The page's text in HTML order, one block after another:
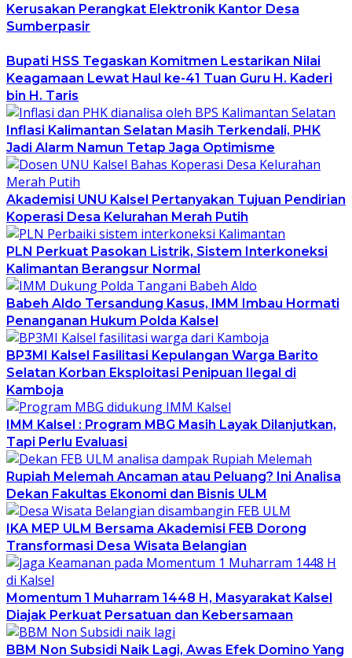
Kerusakan Perangkat Elektronik Kantor Desa
Sumberpasir
Bupati HSS Tegaskan Komitmen Lestarikan Nilai
Keagamaan Lewat Haul ke-41 Tuan Guru H. Kaderi
bin H. Taris
Inflasi Kalimantan Selatan Masih Terkendali, PHK
Jadi Alarm Namun Tetap Jaga Optimisme
Akademisi UNU Kalsel Pertanyakan Tujuan Pendirian
Koperasi Desa Kelurahan Merah Putih
PLN Perkuat Pasokan Listrik, Sistem Interkoneksi
Kalimantan Berangsur Normal
Babeh Aldo Tersandung Kasus, IMM Imbau Hormati
Penanganan Hukum Polda Kalsel
BP3MI Kalsel Fasilitasi Kepulangan Warga Barito
Selatan Korban Eksploitasi Penipuan Ilegal di
Kamboja
IMM Kalsel : Program MBG Masih Layak Dilanjutkan,
Tapi Perlu Evaluasi
Rupiah Melemah Ancaman atau Peluang? Ini Analisa
Dekan Fakultas Ekonomi dan Bisnis ULM
IKA MEP ULM Bersama Akademisi FEB Dorong
Transformasi Desa Wisata Belangian
Momentum 1 Muharram 1448 H, Masyarakat Kalsel
Diajak Perkuat Persatuan dan Kebersamaan
BBM Non Subsidi Naik Lagi, Awas Efek Domino Yang